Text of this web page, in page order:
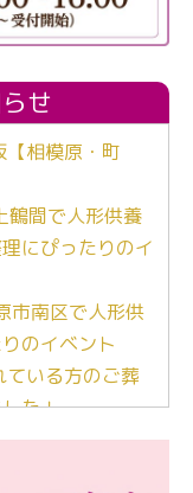
せ
相模原・町
鶴間で人形供養
にぴったりのイ
南区で人形供
のイベント
ている方のご葬
た！
「マンガで学
ハウス®町田成